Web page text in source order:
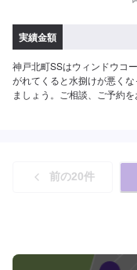
実績金額
神戸北町SSはウィンドウコ
がれてくると水捌けが悪く
ましょう。ご相談、ご予約
前の20件